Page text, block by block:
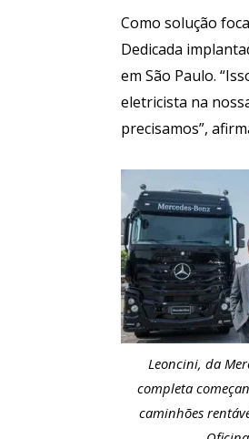
Como solução
Dedicada
em São Paulo.
eletricista na
precisamos”,
Leoncini, da
completa
caminhões